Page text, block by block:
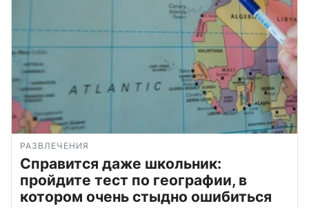
РАЗВЛЕЧЕНИЯ
Справится даже школьник:
пройдите тест по географии, в
котором очень стыдно ошибиться